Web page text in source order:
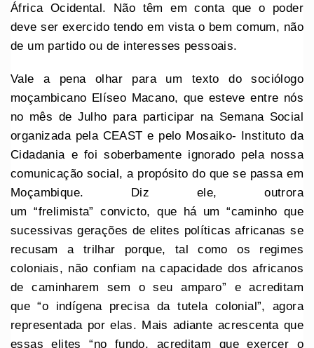
África Ocidental. Não têm em conta que o poder
deve ser exercido tendo em vista o bem comum, não
de um partido ou de interesses pessoais.
Vale a pena olhar para um texto do sociólogo
moçambicano Elíseo Macano, que esteve entre nós
no mês de Julho para participar na Semana Social
organizada pela CEAST e pelo Mosaiko- Instituto da
Cidadania e foi soberbamente ignorado pela nossa
comunicação social, a propósito do que se passa em
Moçambique. Diz ele, outrora
um “frelimista” convicto, que há um “caminho que
sucessivas gerações de elites políticas africanas se
recusam a trilhar porque, tal como os regimes
coloniais, não confiam na capacidade dos africanos
de caminharem sem o seu amparo” e acreditam
que “o indígena precisa da tutela colonial”, agora
representada por elas. Mais adiante acrescenta que
essas elites “no fundo, acreditam que exercer o